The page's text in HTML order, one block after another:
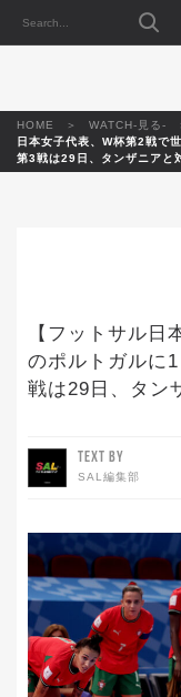
HOME
WATCH-見る-
日本女子代表、W杯第2戦で
第3戦は29日、タンザニアと
【フットサル日
のポルトガルに
戦は29日、タン
TEXT BY
SAL編集部